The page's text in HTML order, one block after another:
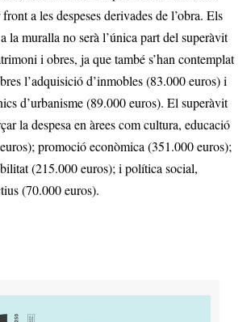
a les despeses derivades de l’obra. Els
la muralla no serà l’única part del superàvit
i obres, ja que també s’han contemplat
l’adquisició d’inmobles (83.000 euros) i
d’urbanisme (89.000 euros). El superàvit
la despesa en àrees com cultura, educació
promoció econòmica (351.000 euros);
(215.000 euros); i política social,
(70.000 euros).